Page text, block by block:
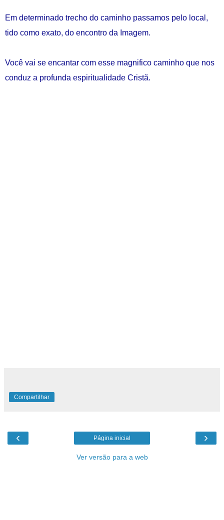
Em determinado trecho do caminho passamos pelo local,
tido como exato, do encontro da Imagem.
Você vai se encantar com esse magnifico caminho que nos
conduz a profunda espiritualidade Cristã.
Compartilhar
‹ ›
Página inicial
Ver versão para a web